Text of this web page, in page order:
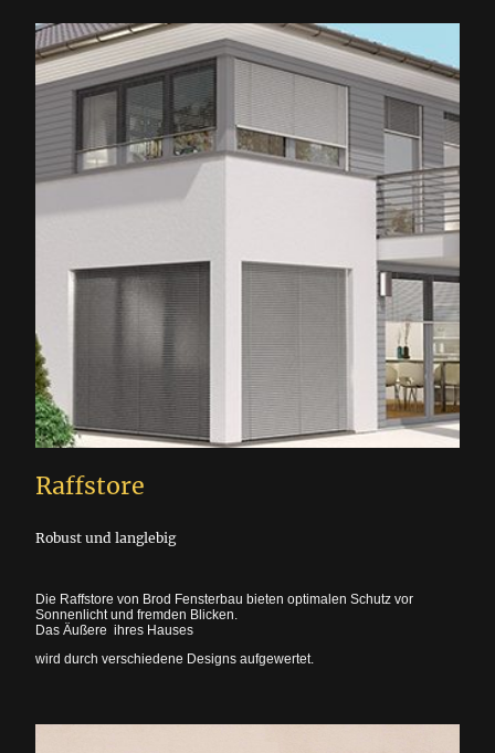
Raffstore
Robust und langlebig
Die Raffstore von Brod Fensterbau bieten optimalen Schutz vor
Sonnenlicht und fremden Blicken.
Das Äußere ihres Hauses
wird durch verschiedene Designs aufgewertet.